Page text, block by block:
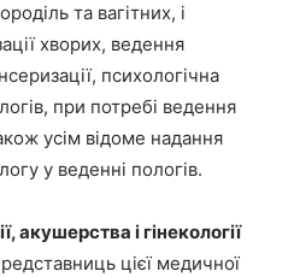
та вагітних, і
хворих, ведення
психологічна
при потребі ведення
усім відоме надання
у веденні пологів.
акушерства і гінекології
цієї медичної